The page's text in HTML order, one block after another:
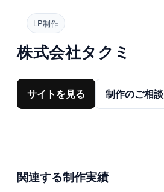
LP制作
株式会社タクミ
サイトを見る 制作のご相談
関連する制作実績